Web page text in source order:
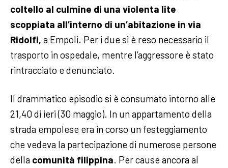
coltello al culmine di una violenta lite
scoppiata all’interno di un’abitazione in via
Ridolfi, a Empoli. Per i due si è reso necessario il
trasporto in ospedale, mentre l’aggressore è stato
rintracciato e denunciato.
Il drammatico episodio si è consumato intorno alle
21,40 di ieri (30 maggio). In un appartamento della
strada empolese era in corso un festeggiamento
che vedeva la partecipazione di numerose persone
della comunità filippina . Per cause ancora al